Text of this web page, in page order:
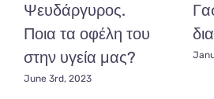
Ψευδάργυρος.
Ποια τα οφέλη του
στην υγεία μας?
June 3rd, 2023